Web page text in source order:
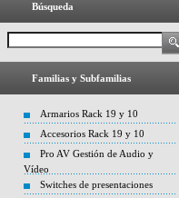
Búsqueda
Familias y Subfamilias
Armarios Rack 19 y 10
Accesorios Rack 19 y 10
Pro AV Gestión de Audio y
Vídeo
Switches de presentaciones